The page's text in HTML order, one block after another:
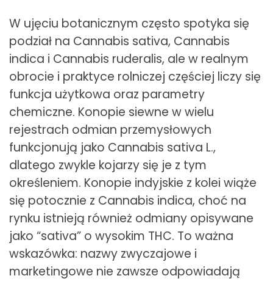
W ujęciu botanicznym często spotyka się
podział na Cannabis sativa, Cannabis
indica i Cannabis ruderalis, ale w realnym
obrocie i praktyce rolniczej częściej liczy się
funkcja użytkowa oraz parametry
chemiczne. Konopie siewne w wielu
rejestrach odmian przemysłowych
funkcjonują jako Cannabis sativa L.,
dlatego zwykle kojarzy się je z tym
określeniem. Konopie indyjskie z kolei wiąże
się potocznie z Cannabis indica, choć na
rynku istnieją również odmiany opisywane
jako “sativa” o wysokim THC. To ważna
wskazówka: nazwy zwyczajowe i
marketingowe nie zawsze odpowiadają